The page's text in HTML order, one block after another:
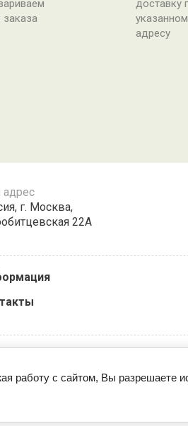
заказа
доставку
адресу
г.​ Москва,
22А​
работу с сайтом, Вы разрешаете